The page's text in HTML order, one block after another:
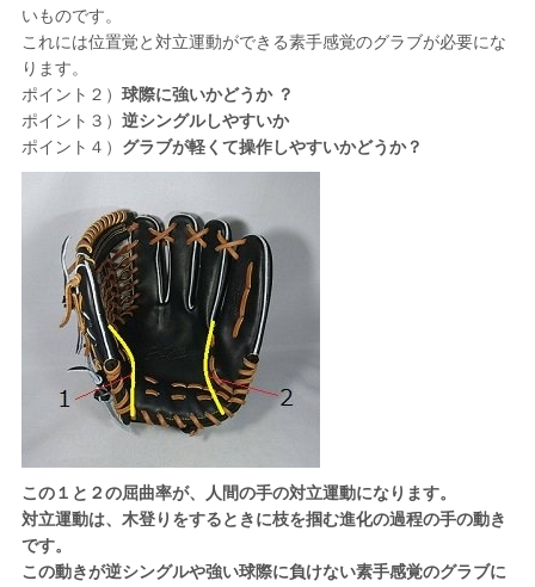
いものです。
これには位置覚と対立運動ができる素手感覚のグラブが必要にな
ります。
ポイント２） 球際に強いかどうか ？
ポイント３） 逆シングルしやすいか
ポイント４） グラブが軽くて操作しやすいかどうか？
この１と２の屈曲率が、人間の手の対立運動になります。
対立運動は、木登りをするときに枝を掴む進化の過程の手の動き
です。
この動きが逆シングルや強い球際に負けない素手感覚のグラブに